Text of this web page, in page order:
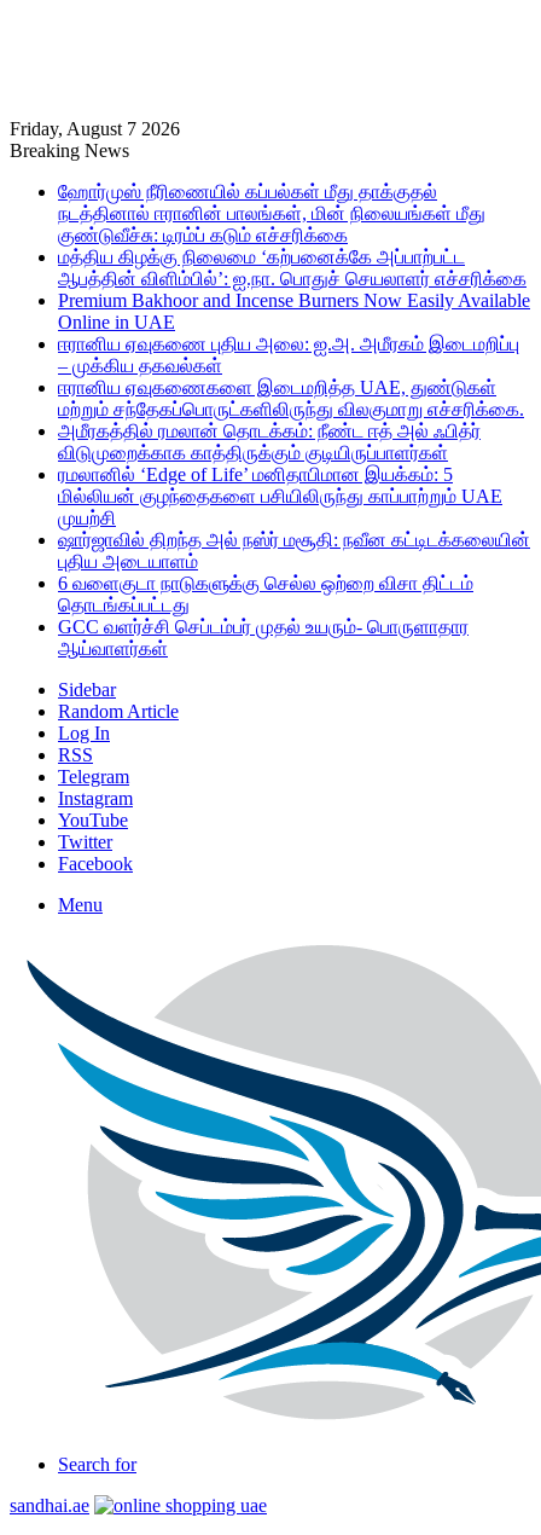
Friday, August 7 2026
Breaking News
ஹோர்முஸ் நீரிணையில் கப்பல்கள் மீது தாக்குதல்
நடத்தினால் ஈரானின் பாலங்கள், மின் நிலையங்கள் மீது
குண்டுவீச்சு: டிரம்ப் கடும் எச்சரிக்கை
மத்திய கிழக்கு நிலைமை ‘கற்பனைக்கே அப்பாற்பட்ட
ஆபத்தின் விளிம்பில்’: ஐ.நா. பொதுச் செயலாளர் எச்சரிக்கை
Premium Bakhoor and Incense Burners Now Easily Available
Online in UAE
ஈரானிய ஏவுகணை புதிய அலை: ஐ.அ. அமீரகம் இடைமறிப்பு
– முக்கிய தகவல்கள்
ஈரானிய ஏவுகணைகளை இடைமறித்த UAE, துண்டுகள்
மற்றும் சந்தேகப்பொருட்களிலிருந்து விலகுமாறு எச்சரிக்கை.
அமீரகத்தில் ரமலான் தொடக்கம்: நீண்ட ஈத் அல் ஃபித்ர்
விடுமுறைக்காக காத்திருக்கும் குடியிருப்பாளர்கள்
ரமலானில் ‘Edge of Life’ மனிதாபிமான இயக்கம்: 5
மில்லியன் குழந்தைகளை பசியிலிருந்து காப்பாற்றும் UAE
முயற்சி
ஷார்ஜாவில் திறந்த அல் நஸ்ர் மசூதி: நவீன கட்டிடக்கலையின்
புதிய அடையாளம்
6 வளைகுடா நாடுகளுக்கு செல்ல ஒற்றை விசா திட்டம்
தொடங்கப்பட்டது
GCC வளர்ச்சி செப்டம்பர் முதல் உயரும்- பொருளாதார
ஆய்வாளர்கள்
Sidebar
Random Article
Log In
RSS
Telegram
Instagram
YouTube
Twitter
Facebook
Menu
Search for
sandhai.ae